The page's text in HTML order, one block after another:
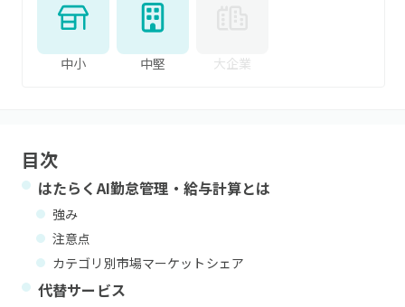
中小 中堅 大企業
目次
はたらくAI勤怠管理・給与計算とは
強み
注意点
カテゴリ別市場マーケットシェア
代替サービス